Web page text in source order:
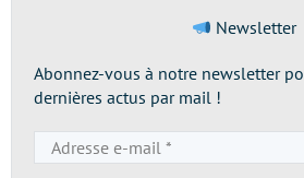
Newsletter
Abonnez-vous à notre newsletter
dernières actus par mail !
e-